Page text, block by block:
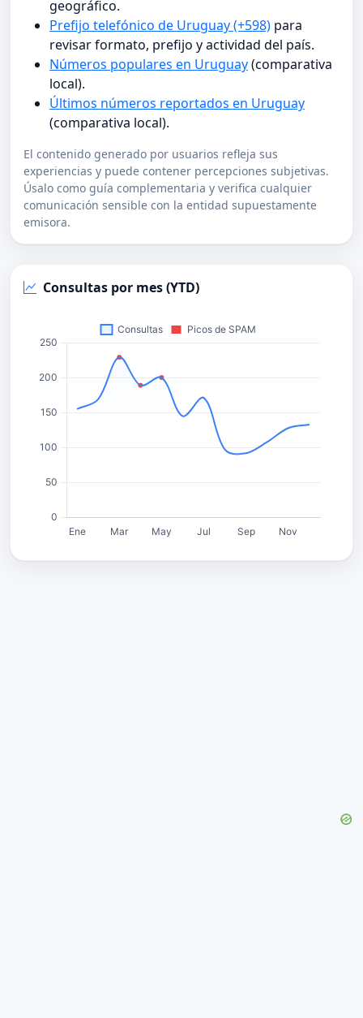
geográfico.
Prefijo telefónico de Uruguay (+598) para
revisar formato, prefijo y actividad del país.
Números populares en Uruguay(comparativa
local).
Últimos números reportados en Uruguay
(comparativa local).
El contenido generado por usuarios refleja sus
experiencias y puede contener percepciones subjetivas.
Úsalo como guía complementaria y verifica cualquier
comunicación sensible con la entidad supuestamente
emisora.
Consultas por mes (YTD)